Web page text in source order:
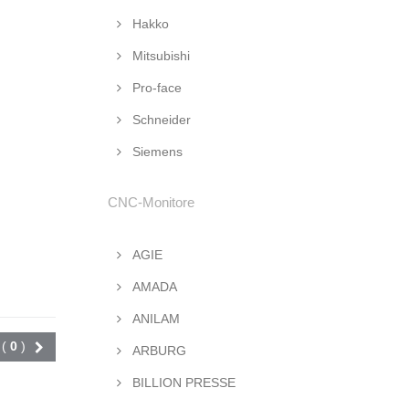
Vergleichen ( 0 )
Hakko
Mitsubishi
Pro-face
Schneider
Siemens
CNC-Monitore
AGIE
AMADA
ANILAM
ARBURG
BILLION PRESSE